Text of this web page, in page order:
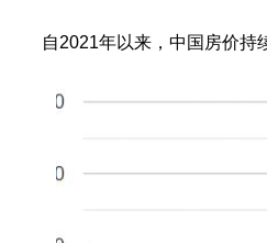
自2021年以来，中国房价持